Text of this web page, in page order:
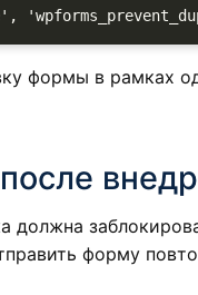
формы в рамках
должна
форму